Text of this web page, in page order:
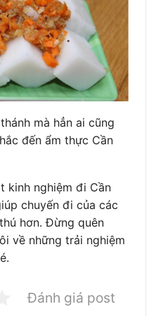
mà hẳn ai cũng
đến ẩm thực Cần
kinh nghiệm đi Cần
chuyến đi của các
hơn. Đừng quên
về những trải nghiệm
Đánh giá post